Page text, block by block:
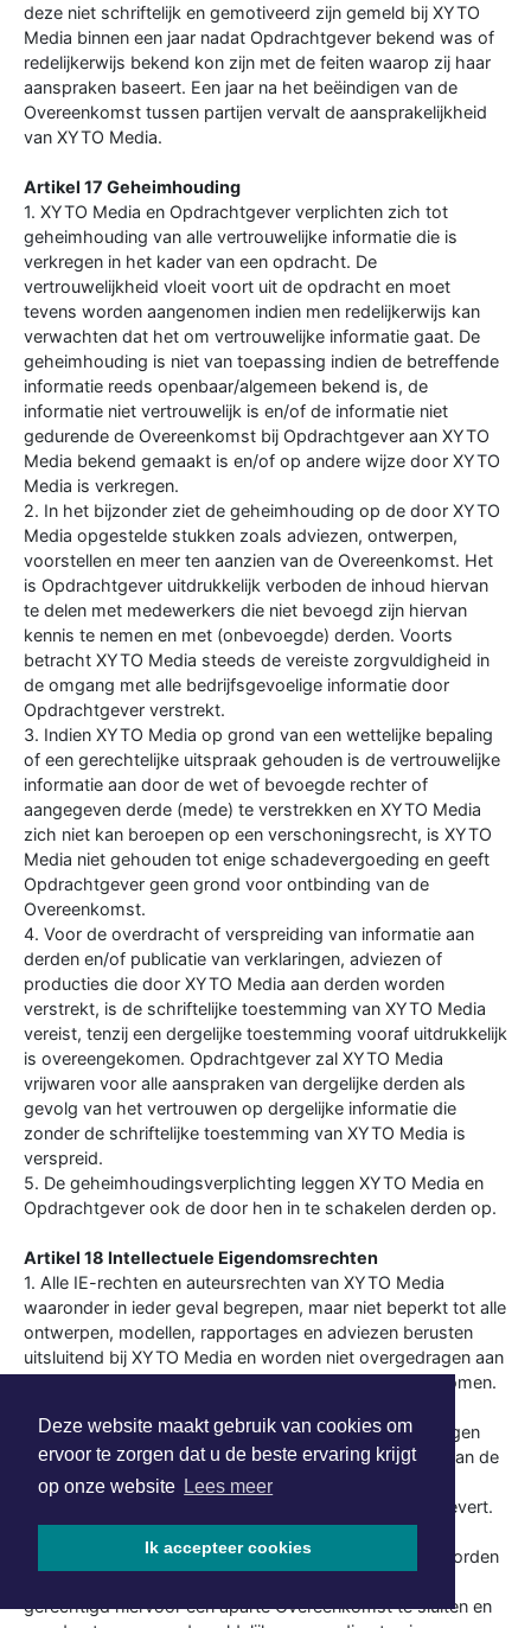
Deze website maakt gebruik van cookies om
ervoor te zorgen dat u de beste ervaring krijgt
op onze website Lees meer
Ik accepteer cookies
deze niet schriftelijk en gemotiveerd zijn gemeld bij XYTO
Media binnen een jaar nadat Opdrachtgever bekend was of
redelijkerwijs bekend kon zijn met de feiten waarop zij haar
aanspraken baseert. Een jaar na het beëindigen van de
Overeenkomst tussen partijen vervalt de aansprakelijkheid
van XYTO Media.
Artikel 17 Geheimhouding
1. XYTO Media en Opdrachtgever verplichten zich tot
geheimhouding van alle vertrouwelijke informatie die is
verkregen in het kader van een opdracht. De
vertrouwelijkheid vloeit voort uit de opdracht en moet
tevens worden aangenomen indien men redelijkerwijs kan
verwachten dat het om vertrouwelijke informatie gaat. De
geheimhouding is niet van toepassing indien de betreffende
informatie reeds openbaar/algemeen bekend is, de
informatie niet vertrouwelijk is en/of de informatie niet
gedurende de Overeenkomst bij Opdrachtgever aan XYTO
Media bekend gemaakt is en/of op andere wijze door XYTO
Media is verkregen.
2. In het bijzonder ziet de geheimhouding op de door XYTO
Media opgestelde stukken zoals adviezen, ontwerpen,
voorstellen en meer ten aanzien van de Overeenkomst. Het
is Opdrachtgever uitdrukkelijk verboden de inhoud hiervan
te delen met medewerkers die niet bevoegd zijn hiervan
kennis te nemen en met (onbevoegde) derden. Voorts
betracht XYTO Media steeds de vereiste zorgvuldigheid in
de omgang met alle bedrijfsgevoelige informatie door
Opdrachtgever verstrekt.
3. Indien XYTO Media op grond van een wettelijke bepaling
of een gerechtelijke uitspraak gehouden is de vertrouwelijke
informatie aan door de wet of bevoegde rechter of
aangegeven derde (mede) te verstrekken en XYTO Media
zich niet kan beroepen op een verschoningsrecht, is XYTO
Media niet gehouden tot enige schadevergoeding en geeft
Opdrachtgever geen grond voor ontbinding van de
Overeenkomst.
4. Voor de overdracht of verspreiding van informatie aan
derden en/of publicatie van verklaringen, adviezen of
producties die door XYTO Media aan derden worden
verstrekt, is de schriftelijke toestemming van XYTO Media
vereist, tenzij een dergelijke toestemming vooraf uitdrukkelijk
is overeengekomen. Opdrachtgever zal XYTO Media
vrijwaren voor alle aanspraken van dergelijke derden als
gevolg van het vertrouwen op dergelijke informatie die
zonder de schriftelijke toestemming van XYTO Media is
verspreid.
5. De geheimhoudingsverplichting leggen XYTO Media en
Opdrachtgever ook de door hen in te schakelen derden op.
Artikel 18 Intellectuele Eigendomsrechten
1. Alle IE-rechten en auteursrechten van XYTO Media
waaronder in ieder geval begrepen, maar niet beperkt tot alle
ontwerpen, modellen, rapportages en adviezen berusten
uitsluitend bij XYTO Media en worden niet overgedragen aan
Opdrachtgever tenzij uitdrukkelijk anders overeengekomen.
berusten bij Opdrachtgever en worden niet overgedragen
aan XYTO Media. XYTO Media verkrijgt ten behoeve van de
uitvoering van de Overeenkomst een onherroepelijk
gebruiksrecht van al hetgeen dat Opdrachtgever aanlevert.
2. Indien overeengekomen is dat één of meerdere van
voorgenoemde zaken c.q. werken van XYTO Media worden
gerechtigd hiervoor een aparte Overeenkomst te sluiten en